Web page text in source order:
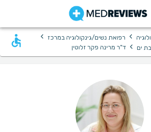
› רפואת נשים/גינקולוגיה במרכז ›
ים › ד"ר מרינה פקר זלוטין